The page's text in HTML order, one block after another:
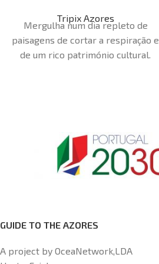
Tripix Azores
Mergulha num dia repleto de
paisagens de cortar a respiração e
de um rico património cultural.
carácter único do Pico.
Acompanhado pelo majestoso
Monte Pico, esta experiência
natureza e cultura.
Horas Ponto de encontro -
Escritório do Tripix Açores
GUIDE TO THE AZORES
A project by OceaNetwork,LDA